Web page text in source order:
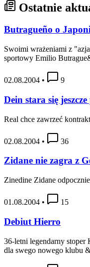
Ostatnie
Butragueño o
Swoimi wrażeniami z
sportowy Emilio
02.08.2004 • 9
Dein stara się
Real chce zawrzeć
02.08.2004 • 36
Zidane nie zagra z
Zinedine Zidane
01.08.2004 • 15
Debiut Hierro
36-letni legendarny stoper
dla swego nowego klubu